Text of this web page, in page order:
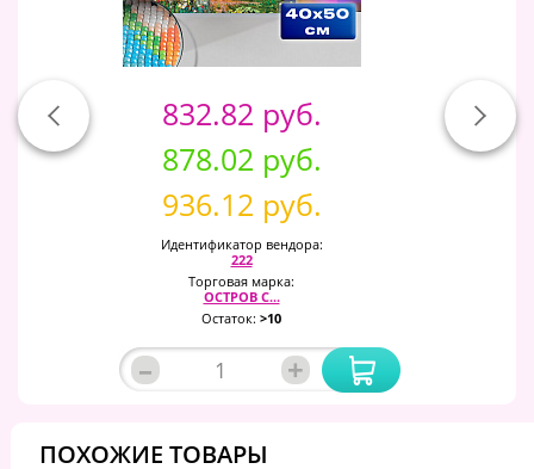
832.82 руб.
878.02 руб.
936.12 руб.
Идентификатор вендора:
222
Торговая марка:
ОСТРОВ С...
Остаток: >10
– +
ПОХОЖИЕ ТОВАРЫ